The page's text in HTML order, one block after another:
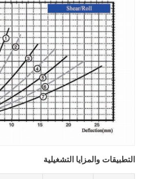
التطبيقات والمزايا التشغيلية